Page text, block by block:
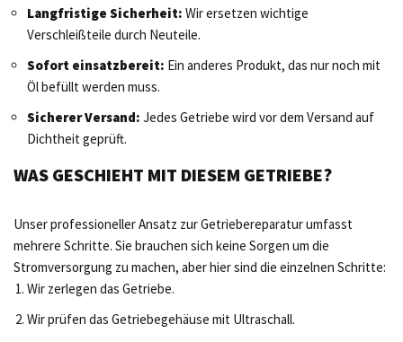
Langfristige Sicherheit: Wir ersetzen wichtige
Verschleißteile durch Neuteile.
Sofort einsatzbereit: Ein anderes Produkt, das nur noch mit
Öl befüllt werden muss.
Sicherer Versand: Jedes Getriebe wird vor dem Versand auf
Dichtheit geprüft.
WAS GESCHIEHT MIT DIESEM GETRIEBE?
Unser professioneller Ansatz zur Getriebereparatur umfasst
mehrere Schritte. Sie brauchen sich keine Sorgen um die
Stromversorgung zu machen, aber hier sind die einzelnen Schritte:
Wir zerlegen das Getriebe.
Wir prüfen das Getriebegehäuse mit Ultraschall.